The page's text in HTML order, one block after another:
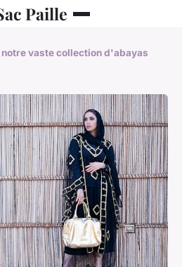
Paille
notre vaste collection d'abayas